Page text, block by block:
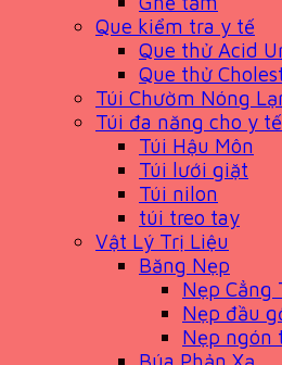
Que kiểm tra y tế
Que thử Acid
Que thử
Túi Chườm Nóng
Túi đa năng cho y tế
Túi Hậu Môn
Túi lưới giặt
Túi nilon
túi treo tay
Vật Lý Trị Liệu
Băng Nẹp
Nẹp Cẳng
Nẹp đầu
Nẹp ngón